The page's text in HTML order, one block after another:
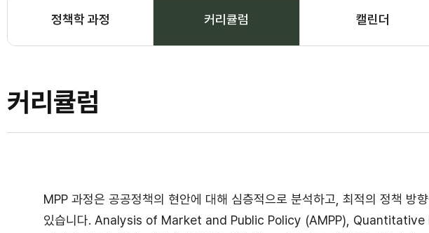
정책학 과정 커리큘럼 캘린더
커리큘럼
MPP 과정은 공공정책의 현안에 대해 심층적으로 분석하고, 최적의 정책 방
있습니다. Analysis of Market and Public Policy (AMPP), Quantitative